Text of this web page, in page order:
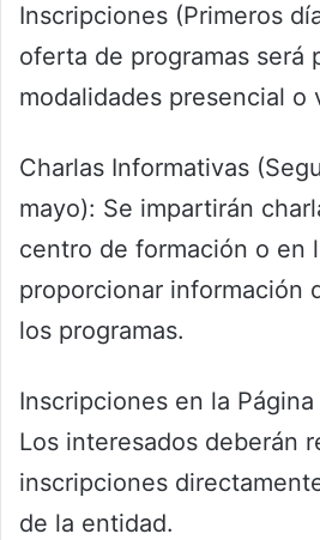
Inscripciones (Primeros
oferta de programas será
modalidades presencial o
Charlas Informativas
mayo): Se impartirán
centro de formación o en
proporcionar información
los programas.
Inscripciones en la
Los interesados deberán
inscripciones
de la entidad.